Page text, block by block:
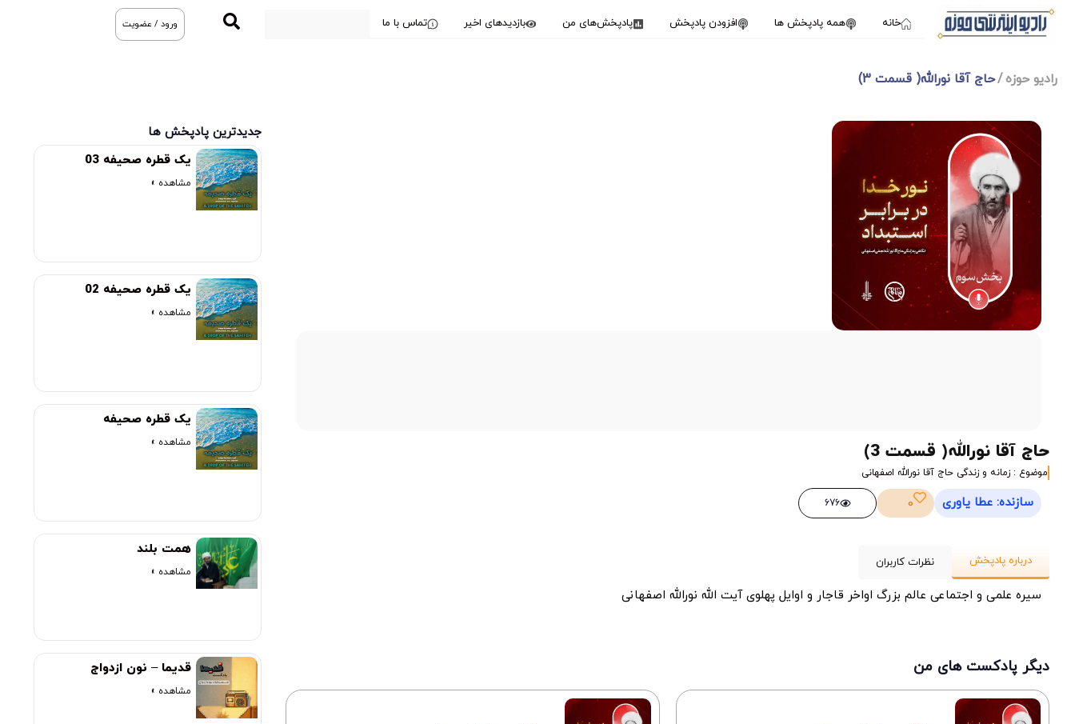
خانه همه پادپخش ها افزودن پادپخش پادپخش‌های من بازدیدهای اخیر تماس با ما ورود / عضویت
رادیو حوزه حاج آقا نورالله( قسمت 3)
1X
حاج آقا نورالله( قسمت 3)
موضوع : زمانه و زندگی حاج آقا نورالله اصفهانی
سازنده: عطا یاوری 0
676
درباره پادپخش نظرات کاربران
سیره علمی و اجتماعی عالم بزرگ اواخر قاجار و اوایل پهلوی آیت الله نورالله اصفهانی
دیگر پادکست های من
جدیدترین پادپخش ها
یک قطره صحیفه 03
مشاهده »
یک قطره صحیفه 02
مشاهده »
یک قطره صحیفه
مشاهده »
همت بلند
مشاهده »
قدیما – نون ازدواج
مشاهده »